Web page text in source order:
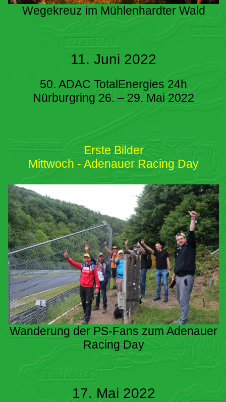
Wegekreuz im Mühlenhardter Wald
11. Juni 2022
50. ADAC TotalEnergies 24h
Nürburgring 26. – 29. Mai 2022
Erste Bilder
Mittwoch - Adenauer Racing Day
Wanderung der PS-Fans zum Adenauer
Racing Day
17. Mai 2022